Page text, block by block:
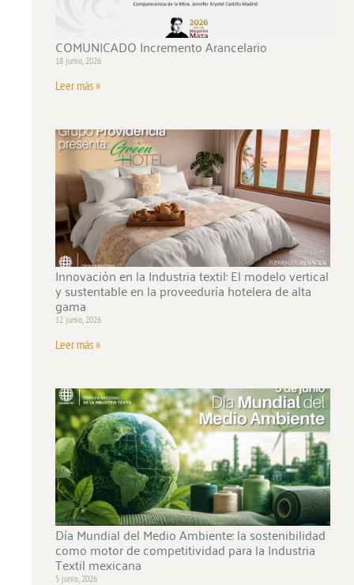
COMUNICADO Incremento Arancelario
18 junio, 2026
Leer más »
Innovación en la Industria textil: El modelo vertical
y sustentable en la proveeduría hotelera de alta
gama
12 junio, 2026
Leer más »
Día Mundial del Medio Ambiente: la sostenibilidad
como motor de competitividad para la Industria
Textil mexicana
5 junio, 2026